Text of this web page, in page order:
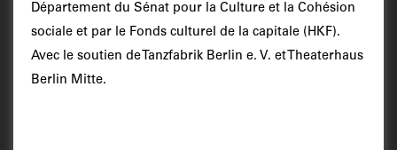
Département du Sénat pour la Culture et la Cohésion
sociale et par le Fonds culturel de la capitale (HKF).
Avec le soutien de Tanzfabrik Berlin e. V. et Theaterhaus
Berlin Mitte.